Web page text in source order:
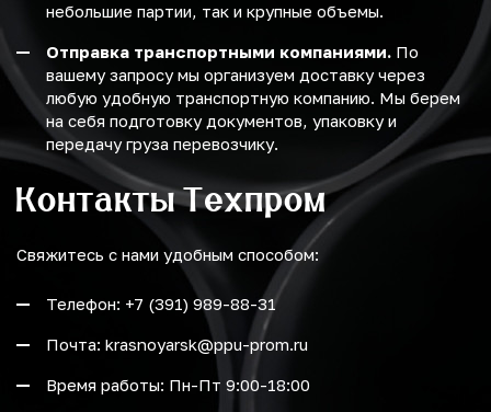
небольшие партии, так и крупные объемы.
Отправка транспортными компаниями. По
вашему запросу мы организуем доставку через
любую удобную транспортную компанию. Мы берем
на себя подготовку документов, упаковку и
передачу груза перевозчику.
Контакты Техпром
Свяжитесь с нами удобным способом:
Телефон: +7 (391) 989-88-31
Почта: krasnoyarsk@ppu-prom.ru
Время работы: Пн-Пт 9:00-18:00